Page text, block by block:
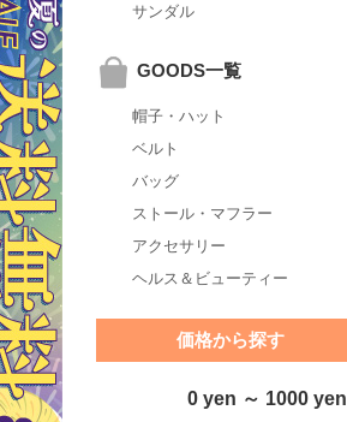
サンダル
GOODS一覧
帽子・ハット
ベルト
バッグ
ストール・マフラー
アクセサリー
ヘルス＆ビューティー
価格から探す
0 yen ～ 1000 yen